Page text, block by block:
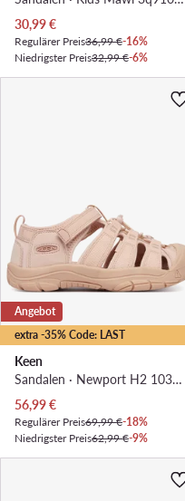
Aktueller Preis
30,99€
Regulärer Preis36,99 €-16%
Niedrigster Preis32,99 €-6%
extra -35% Code: LAST
Angebot
Keen
Sandalen · Newport H2 1032147 · Rosa
Aktueller Preis
56,99€
Regulärer Preis69,99 €-18%
Niedrigster Preis62,99 €-9%